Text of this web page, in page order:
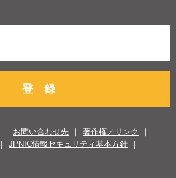
登 録
お問い合わせ先
著作権／リンク
JPNIC情報セキュリティ基本方針